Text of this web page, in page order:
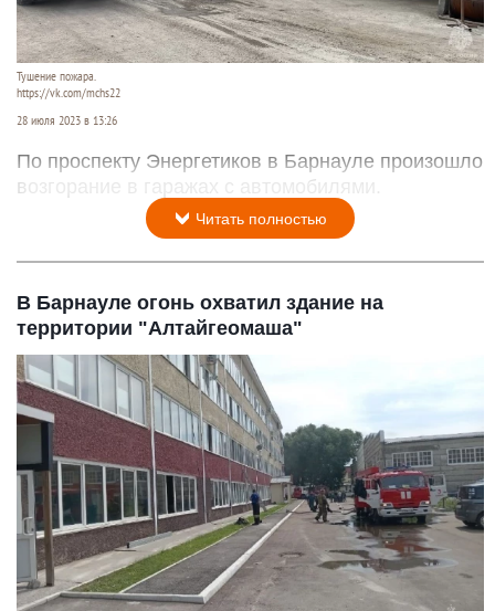
Тушение пожара.
https://vk.com/mchs22
28 июля 2023 в 13:26
По проспекту Энергетиков в Барнауле произошло
возгорание в гаражах с автомобилями.
Читать полностью
В Барнауле огонь охватил здание на
территории "Алтайгеомаша"